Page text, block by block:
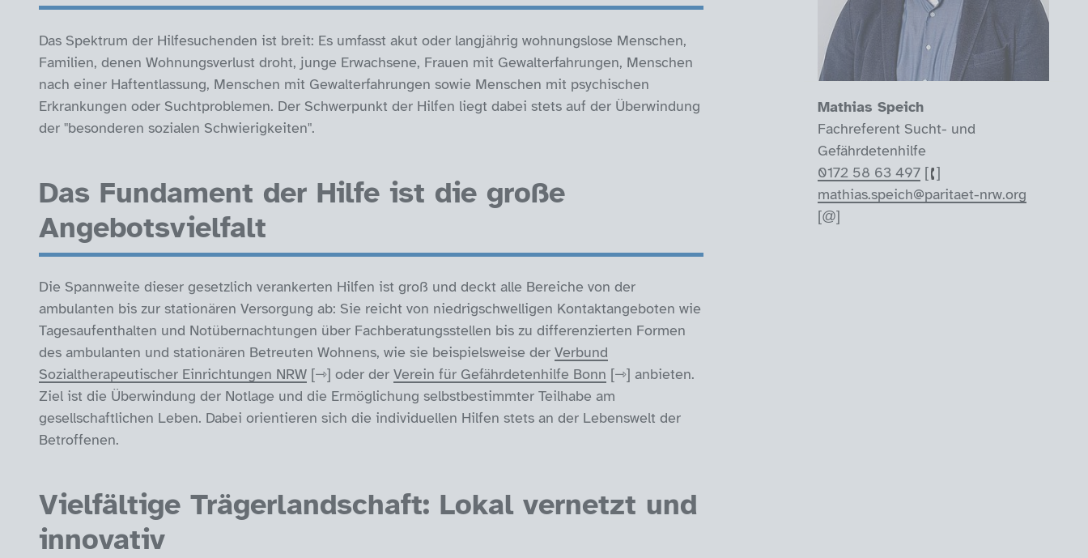
Das Spektrum der Hilfesuchenden ist breit: Es umfasst akut oder langjährig wohnungslose Menschen,
Familien, denen Wohnungsverlust droht, junge Erwachsene, Frauen mit Gewalterfahrungen, Menschen
nach einer Haftentlassung, Menschen mit Gewalterfahrungen sowie Menschen mit psychischen
Erkrankungen oder Suchtproblemen. Der Schwerpunkt der Hilfen liegt dabei stets auf der Überwindung
der "besonderen sozialen Schwierigkeiten".
Das Fundament der Hilfe ist die große
Angebotsvielfalt
Die Spannweite dieser gesetzlich verankerten Hilfen ist groß und deckt alle Bereiche von der
ambulanten bis zur stationären Versorgung ab: Sie reicht von niedrigschwelligen Kontaktangeboten wie
Tagesaufenthalten und Notübernachtungen über Fachberatungsstellen bis zu differenzierten Formen
des ambulanten und stationären Betreuten Wohnens, wie sie beispielsweise der Verbund
Sozialtherapeutischer Einrichtungen NRW
oder derVerein für Gefährdetenhilfe Bonn
anbieten.
Ziel ist die Überwindung der Notlage und die Ermöglichung selbstbestimmter Teilhabe am
gesellschaftlichen Leben. Dabei orientieren sich die individuellen Hilfen stets an der Lebenswelt der
Betroffenen.
Vielfältige Trägerlandschaft: Lokal vernetzt und
innovativ
Mathias Speich
Fachreferent Sucht- und
Gefährdetenhilfe
0172 58 63 497
mathias.speich@paritaet-nrw.org